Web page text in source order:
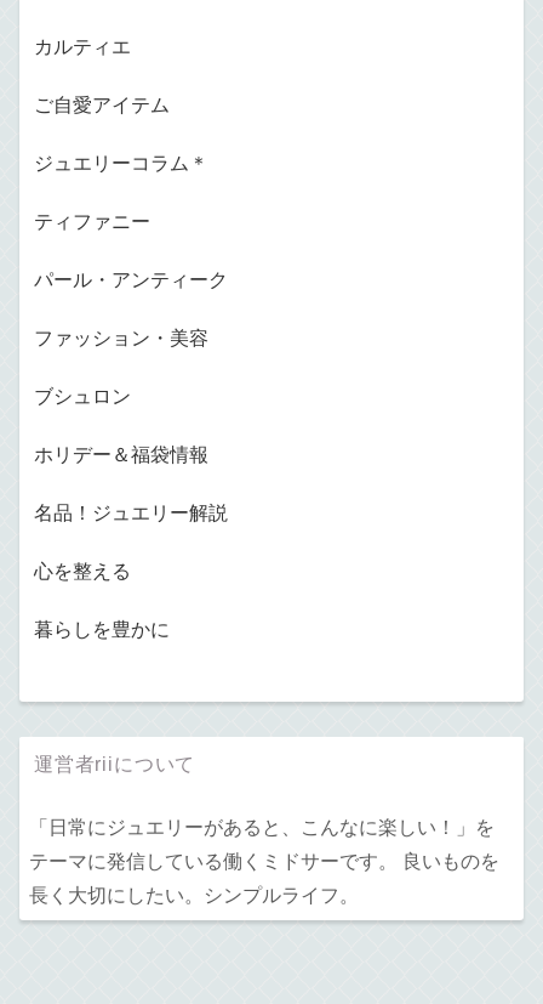
カルティエ
ご自愛アイテム
ジュエリーコラム＊
ティファニー
パール・アンティーク
ファッション・美容
ブシュロン
ホリデー＆福袋情報
名品！ジュエリー解説
心を整える
暮らしを豊かに
運営者riiについて
「日常にジュエリーがあると、こんなに楽しい！」を
テーマに発信している働くミドサーです。 良いものを
長く大切にしたい。シンプルライフ。